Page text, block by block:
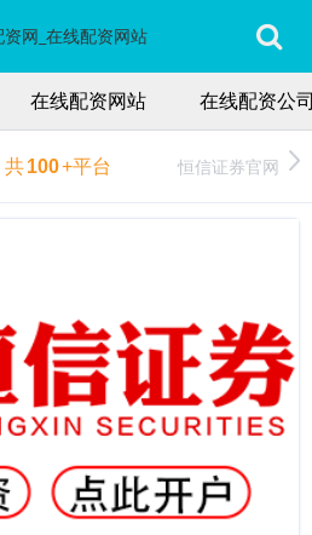
在线配资网站 在线配资公
共100+平台 恒信证券官网